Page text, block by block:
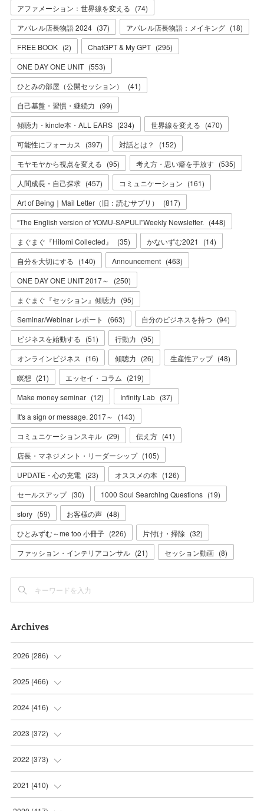
アファメーション：世界線を変える (74)
アパレル店長物語 2024 (37) アパレル店長物語：メイキング (18)
FREE BOOK (2) ChatGPT & My GPT (295)
ONE DAY ONE UNIT (553)
ひとみの部屋（公開セッション）
(41)
自己基盤・習慣・継続力 (99)
傾聴力・kincle本・ALL EARS (234) 世界線を変える (470)
可能性にフォーカス
(397) 対話とは？ (152)
モヤモヤから視点を変える (95) 考え方・思い癖を手放す (535)
人間成長・自己探求 (457) コミュニケーション (161)
Art of Being｜Mail Letter（旧：読むサプリ）
(817)
“The English version of YOMU-SAPULI”Weekly Newsletter. (448)
まぐまぐ『Hitomi Collected』
(35) かないずむ2021 (14)
自分を大切にする (140) Announcement (463)
ONE DAY ONE UNIT 2017～
(250)
まぐまぐ『セッション』傾聴力 (95)
Seminar/Webinar レポート
(663) 自分のビジネスを持つ (94)
ビジネスを始動する (51) 行動力 (95)
オンラインビジネス
(16) 傾聴力 (26) 生産性アップ (48)
瞑想 (21) エッセイ・コラム (219)
Make money seminar (12) Infinity Lab (37)
It's a sign or message. 2017～
(143)
コミュニケーションスキル (29) 伝え方 (41)
店長・マネジメント・リーダーシップ (105)
UPDATE・心の充電 (23) オススメの本 (126)
セールスアップ (30) 1000 Soul Searching Questions (19)
story (59) お客様の声 (48)
ひとみずむ～me too 小冊子 (226) 片付け・掃除 (32)
ファッション・インテリアコンサル (21) セッション動画 (8)
Archives
2026 (286)
(7)
(36
(37
(42
2025 (466)
(56
(37
(35
(36
2024 (416)
(38
(39
(38
(36
2023 (372)
(31
(30
(30
2022 (373)
(31
(33
2021 (410)